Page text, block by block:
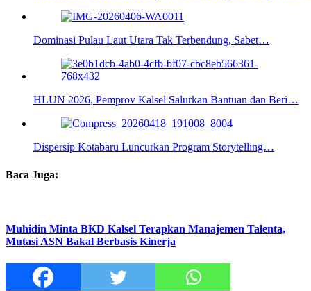
Dominasi Pulau Laut Utara Tak Terbendung, Sabet…
HLUN 2026, Pemprov Kalsel Salurkan Bantuan dan Beri…
Dispersip Kotabaru Luncurkan Program Storytelling…
Baca Juga:
Muhidin Minta BKD Kalsel Terapkan Manajemen Talenta,
Mutasi ASN Bakal Berbasis Kinerja